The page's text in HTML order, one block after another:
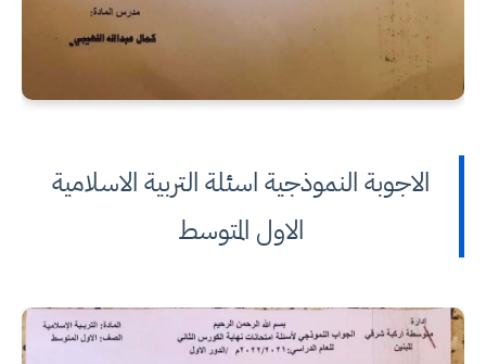
الاجوبة النموذجية اسئلة التربية الاسلامية
الاول المتوسط